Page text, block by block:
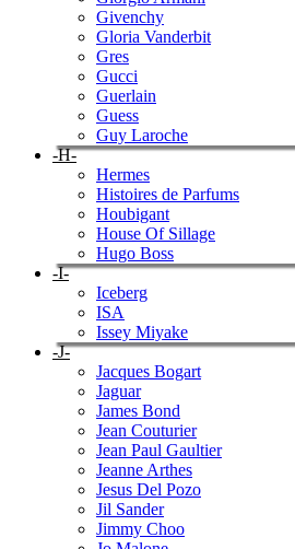
Givenchy
Gloria Vanderbit
Gres
Gucci
Guerlain
Guess
Guy Laroche
-H-
Hermes
Histoires de Parfums
Houbigant
House Of Sillage
Hugo Boss
-I-
Iceberg
ISA
Issey Miyake
-J-
Jacques Bogart
Jaguar
James Bond
Jean Couturier
Jean Paul Gaultier
Jeanne Arthes
Jesus Del Pozo
Jil Sander
Jimmy Choo